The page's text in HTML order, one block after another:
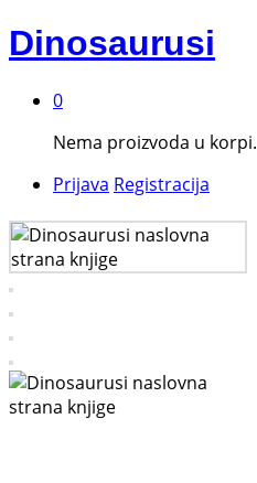
Dinosaurusi
0
Nema proizvoda u korpi.
Prijava Registracija